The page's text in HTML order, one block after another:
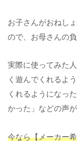
お子さんがおねし
ので、お母さんの
実際に使ってみた
く遊んでくれるよ
くれるようになっ
かった」などの声が
今なら【メーカー